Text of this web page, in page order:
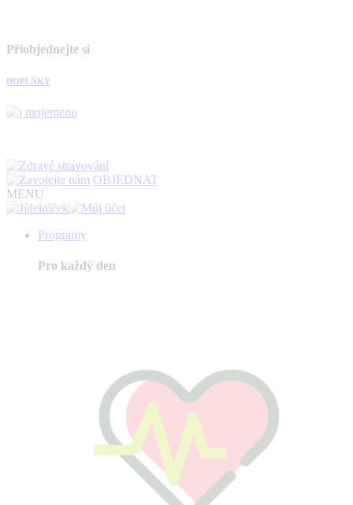
Přiobjednejte si
DOPLŇKY
OBJEDNAT
MENU
Programy
Pro každý den